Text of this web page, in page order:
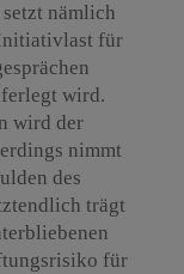
nämlich
für
wird.
wird der
nimmt
des
trägt
für